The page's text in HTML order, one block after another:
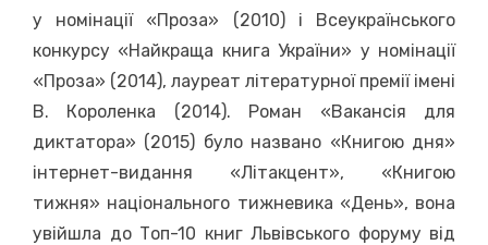
у номінації «Проза» (2010) і Всеукраїнського
конкурсу «Найкраща книга України» у номінації
«Проза» (2014), лауреат літературної премії імені
В. Короленка (2014). Роман «Вакансія для
диктатора» (2015) було названо «Книгою дня»
інтернет-видання «Літакцент», «Книгою
тижня» національного тижневика «День», вона
увійшла до Топ-10 книг Львівського форуму від